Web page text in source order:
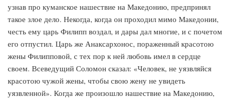
узнав про куманское нашествие на Македонию, предпринял
такое злое дело. Некогда, когда он проходил мимо Македонии,
честь ему царь Филипп воздал, и дары дал многие, и с почетом
его отпустил. Царь же Анаксархонос, пораженный красотою
жены Филипповой, с тех пор к ней любовь имел в сердце
своем. Всеведущий Соломон сказал: «Человек, не уязвляйся
красотою чужой жены, чтобы свою жену не увидеть
уязвленной». Когда же произошло нашествие на Македонию,